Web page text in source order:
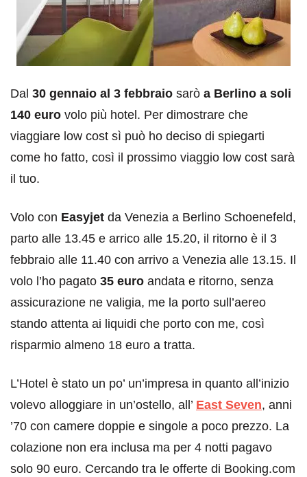
Dal 30 gennaio al 3 febbraio sarò a Berlino a soli
140 euro volo più hotel. Per dimostrare che
viaggiare low cost sì può ho deciso di spiegarti
come ho fatto, così il prossimo viaggio low cost sarà
il tuo.
Volo con Easyjet da Venezia a Berlino Schoenefeld,
parto alle 13.45 e arrico alle 15.20, il ritorno è il 3
febbraio alle 11.40 con arrivo a Venezia alle 13.15. Il
volo l’ho pagato 35 euro andata e ritorno, senza
assicurazione ne valigia, me la porto sull’aereo
stando attenta ai liquidi che porto con me, così
risparmio almeno 18 euro a tratta.
L’Hotel è stato un po’ un’impresa in quanto all’inizio
volevo alloggiare in un’ostello, all’ East Seven, anni
’70 con camere doppie e singole a poco prezzo. La
colazione non era inclusa ma per 4 notti pagavo
solo 90 euro. Cercando tra le offerte di Booking.com